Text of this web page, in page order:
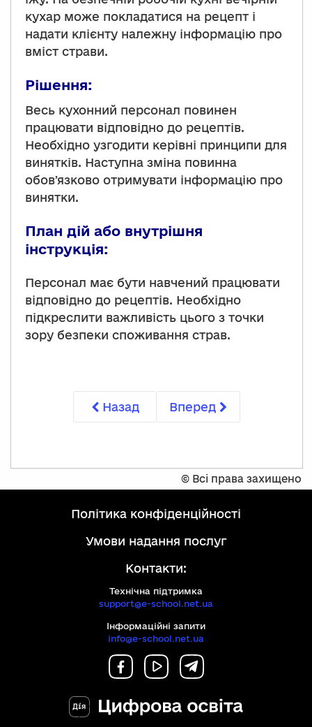
кухар може покладатися на рецепт і
надати клієнту належну інформацію про
вміст страви.
Рішення:
Весь кухонний персонал повинен
працювати відповідно до рецептів.
Необхідно узгодити керівні принципи для
винятків. Наступна зміна повинна
обовʼязково отримувати інформацію про
винятки.
План дій або внутрішня
інструкція:
Персонал має бути навчений працювати
відповідно до рецептів. Необхідно
підкреслити важливість цього з точки
зору безпеки споживання страв.
Назад Вперед
© Всі права захищено
політика конфіденційності
умови надання послуг
Контакти:
Технічна підтримка
support@e-school.net.ua
Інформаційні запити
info@e-school.net.ua